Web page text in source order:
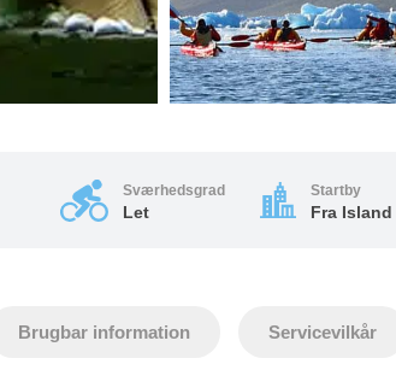
Sværhedsgrad
Let
Startby
Fra Island
Brugbar information Servicevilkår